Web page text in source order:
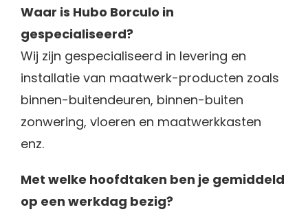
Waar is Hubo Borculo in
gespecialiseerd?
Wij zijn gespecialiseerd in levering en
installatie van maatwerk-producten zoals
binnen-buitendeuren, binnen-buiten
zonwering, vloeren en maatwerkkasten
enz.
Met welke hoofdtaken ben je gemiddeld
op een werkdag bezig?